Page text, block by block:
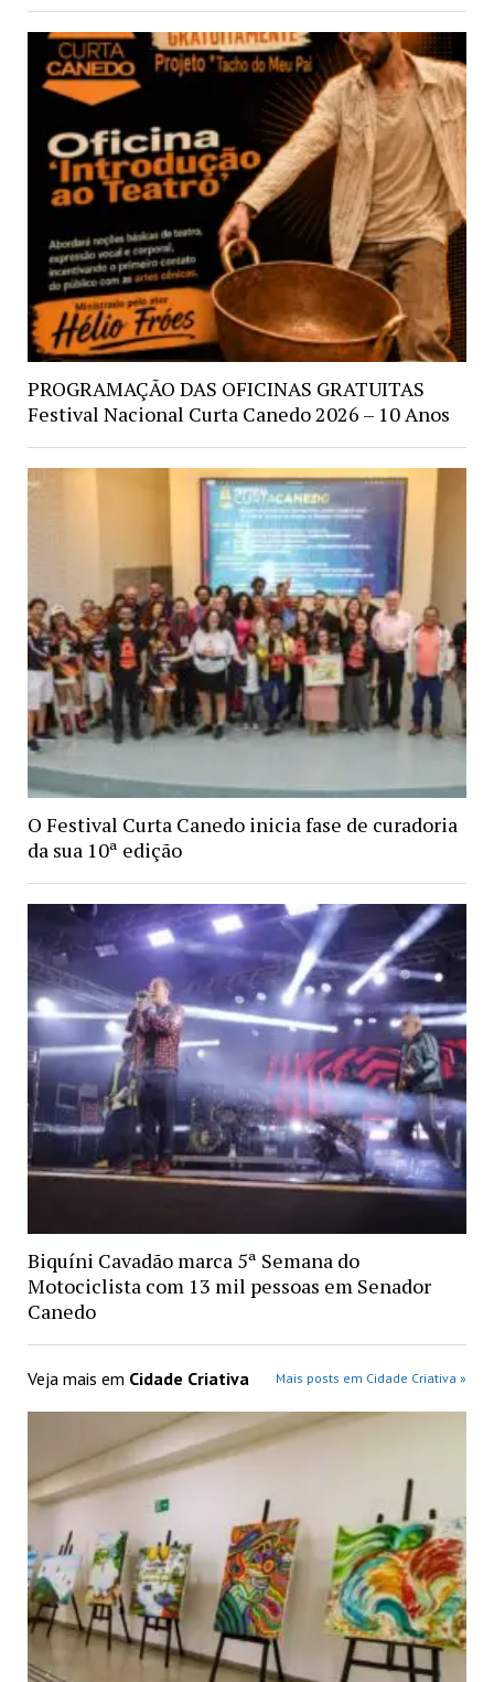
PROGRAMAÇÃO DAS OFICINAS GRATUITAS
Festival Nacional Curta Canedo 2026 – 10 Anos
O Festival Curta Canedo inicia fase de curadoria
da sua 10ª edição
Biquíni Cavadão marca 5ª Semana do
Motociclista com 13 mil pessoas em Senador
Canedo
Veja mais em Cidade Criativa Mais posts em Cidade Criativa »